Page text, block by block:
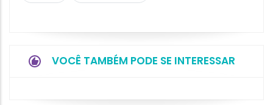
VOCÊ TAMBÉM PODE SE INTERESSAR